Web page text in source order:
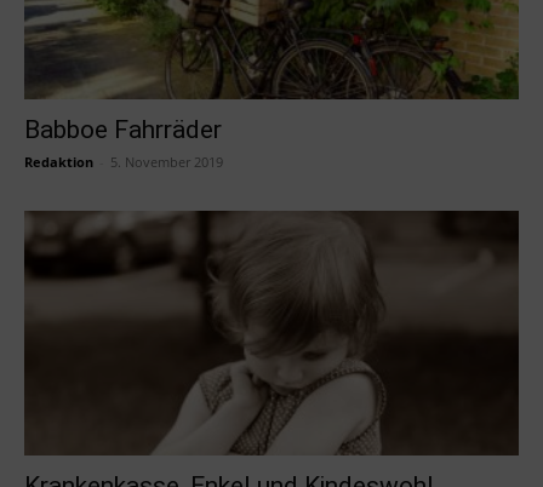
Babboe Fahrräder
Redaktion 5. November 2019